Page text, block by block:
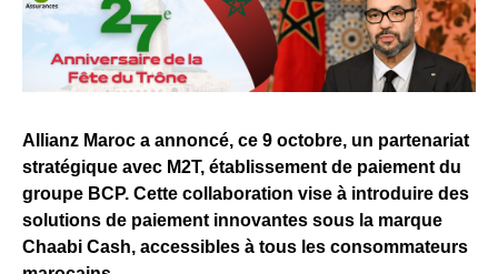
Allianz Maroc a annoncé, ce 9 octobre, un partenariat
stratégique avec M2T, établissement de paiement du
groupe BCP. Cette collaboration vise à introduire des
solutions de paiement innovantes sous la marque
Chaabi Cash, accessibles à tous les consommateurs